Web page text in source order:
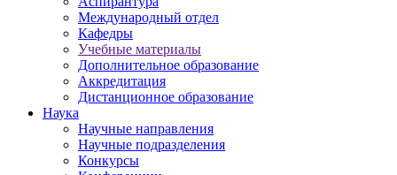
Международный отдел
Кафедры
Учебные материалы
Дополнительное образование
Аккредитация
Дистанционное образование
Наука
Научные направления
Научные подразделения
Конкурсы